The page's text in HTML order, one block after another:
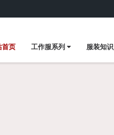
首页 工作服系列 服装知识